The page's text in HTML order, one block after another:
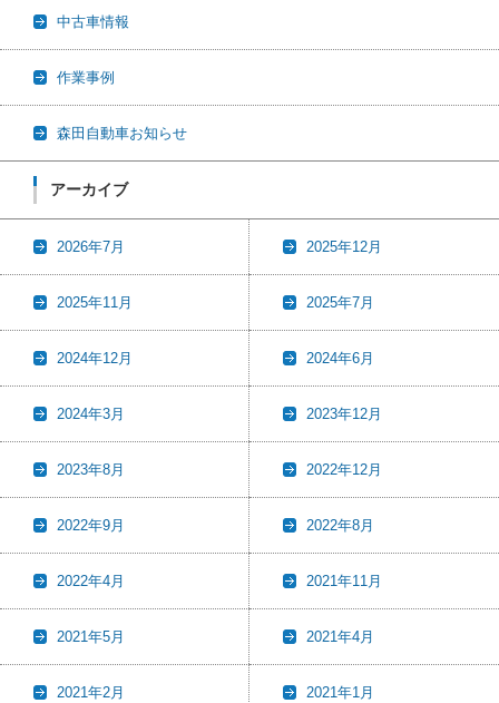
中古車情報
作業事例
森田自動車お知らせ
アーカイブ
2026年7月 2025年12月
2025年11月 2025年7月
2024年12月 2024年6月
2024年3月 2023年12月
2023年8月 2022年12月
2022年9月 2022年8月
2022年4月 2021年11月
2021年5月 2021年4月
2021年2月 2021年1月